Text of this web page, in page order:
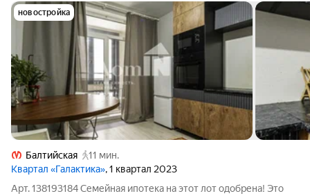
новостройка
Балтийская
11 мин.
Квартал «Галактика», 1 квартал 2023
Арт. 138193184 Семейная ипотека на этот лот одобрена! Это